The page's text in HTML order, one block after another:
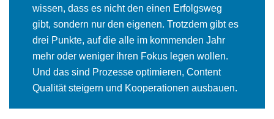
wissen, dass es nicht den einen Erfolgsweg
gibt, sondern nur den eigenen. Trotzdem gibt es
drei Punkte, auf die alle im kommenden Jahr
mehr oder weniger ihren Fokus legen wollen.
Und das sind Prozesse optimieren, Content
Qualität steigern und Kooperationen ausbauen.